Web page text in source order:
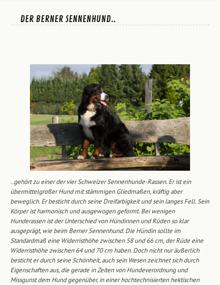
DER BERNER SENNENHUND..
..gehört zu einer der vier Schweizer Sennenhunde-Rassen. Er ist ein
übermittelgroßer Hund mit stämmigen Gliedmaßen, kräftig aber
beweglich. Er besticht durch seine Dreifarbigkeit und sein langes Fell. Sein
Körper ist harmonisch und ausgewogen geformt. Bei wenigen
Hunderassen ist der Unterschied von Hündinnen und Rüden so klar
ausgeprägt, wie beim Berner Sennenhund. Die Hündin sollte im
Standardmaß eine Widerristhöhe zwischen 58 und 66 cm, der Rüde eine
Widerristhöhe zwischen 64 und 70 cm haben. Doch nicht nur äußerlich
besticht er durch seine Schönheit, auch sein Wesen zeichnet sich durch
Eigenschaften aus, die gerade in Zeiten von Hundeverordnung und
Missgunst dem Hund gegenüber, in einer hochtechnisierten hektischen